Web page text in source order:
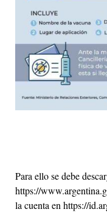
Para ello se debe
https://
la cuenta en https://